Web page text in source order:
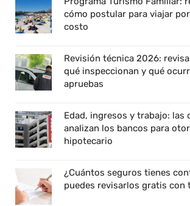
cómo postular para viajar
costo
Revisión técnica 2026:
qué inspeccionan y qué
apruebas
Edad, ingresos y trabajo: las
analizan los bancos para
hipotecario
¿Cuántos seguros tienes
puedes revisarlos gratis con